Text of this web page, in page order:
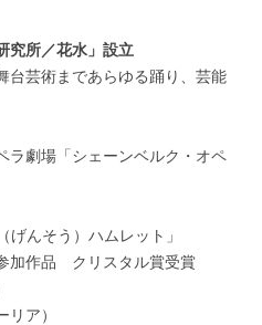
究所／花水」設立
芸術まであらゆる踊り、芸能
劇場「シェーンベルク・オペ
げんそう）ハムレット」
作品 クリスタル賞受賞
ア）